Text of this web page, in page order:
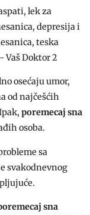
osećaju umor,
od najčešćih
poremecaj sna
osoba.
sa
svakodnevnog
sna